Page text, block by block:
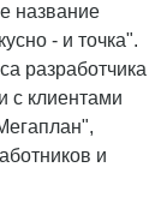
название
- и точка".
разработчика
с клиентами
и